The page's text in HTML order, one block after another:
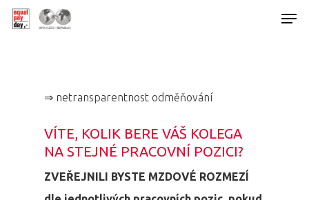
⇒ netransparentnost odměňování
VÍTE, KOLIK BERE VÁŠ KOLEGA
NA STEJNÉ PRACOVNÍ POZICI?
ZVEŘEJNILI BYSTE MZDOVÉ ROZMEZÍ